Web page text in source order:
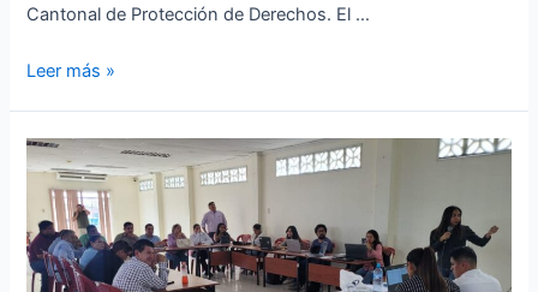
Cantonal de Protección de Derechos. El …
Trabajamos
por
un
Pasaje
inclusivo
Leer más »